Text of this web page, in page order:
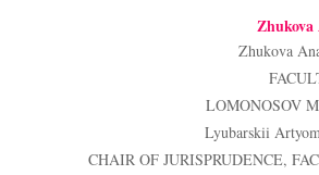
Zhukova
LOMONOSOV
Lyubarskii
CHAIR OF JURISPRUDENCE,